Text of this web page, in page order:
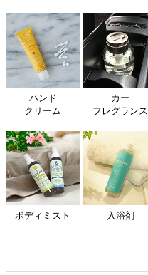
ハンド
クリーム
カー
フレグランス
ボディミスト 入浴剤